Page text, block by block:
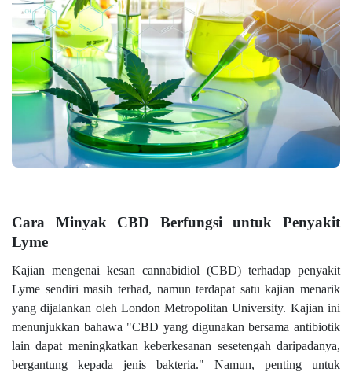
Cara Minyak CBD Berfungsi untuk Penyakit
Lyme
Kajian mengenai kesan cannabidiol (CBD) terhadap penyakit
Lyme sendiri masih terhad, namun terdapat satu kajian menarik
yang dijalankan oleh London Metropolitan University. Kajian ini
menunjukkan bahawa "CBD yang digunakan bersama antibiotik
lain dapat meningkatkan keberkesanan sesetengah daripadanya,
bergantung kepada jenis bakteria." Namun, penting untuk